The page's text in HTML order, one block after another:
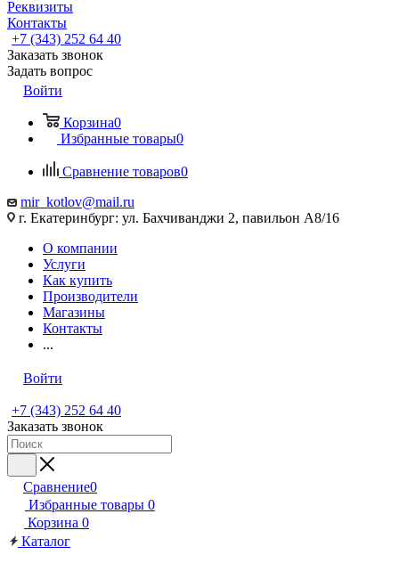
Реквизиты
Контакты
+7 (343) 252 64 40
Заказать звонок
Задать вопрос
Войти
Корзина0
Избранные товары0
Сравнение товаров0
mir_kotlov@mail.ru
г. Екатеринбург: ул. Бахчиванджи 2, павильон А8/16
О компании
Услуги
Как купить
Производители
Магазины
Контакты
...
Войти
+7 (343) 252 64 40
Заказать звонок
Сравнение0
Избранные товары 0
Корзина 0
Каталог